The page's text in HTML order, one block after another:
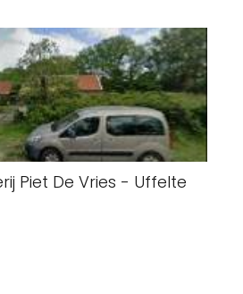
Piet De Vries - Uffelte